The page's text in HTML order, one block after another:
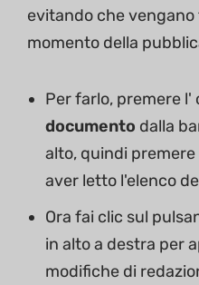
evitando che vengano
momento della
Per farlo, premere l'
documento dalla
alto, quindi
aver letto l'elenco
Ora fai clic sul
in alto a destra per
modifiche di